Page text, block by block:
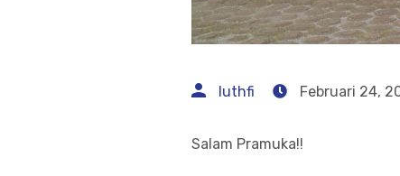
luthfi Februari 24,
Salam Pramuka!!